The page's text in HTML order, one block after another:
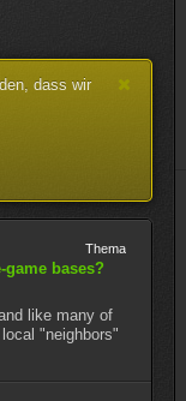
dass wir
bases?
Thema
like many of
"neighbors"